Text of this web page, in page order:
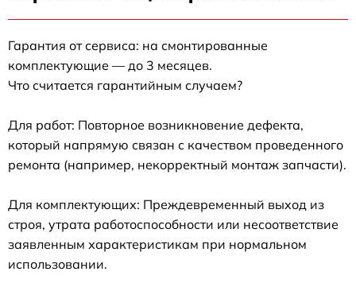
Гарантия от сервиса: на смонтированные
комплектующие — до 3 месяцев.
Что считается гарантийным случаем?
Для работ: Повторное возникновение дефекта,
который напрямую связан с качеством проведенного
ремонта (например, некорректный монтаж запчасти).
Для комплектующих: Преждевременный выход из
строя, утрата работоспособности или несоответствие
заявленным характеристикам при нормальном
использовании.